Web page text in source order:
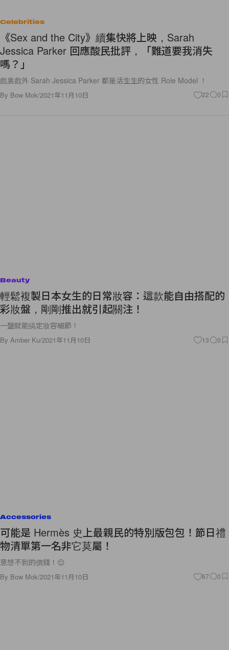
Celebrities
《Sex and the City》續集快將上映，Sarah
Jessica Parker 回應酸民批評，「難道要我消失
嗎？」
戲裏戲外 Sarah Jessica Parker 都是活生生的女性 Role Model ！
By Bow Mok/2021年11月10日 22 0
Beauty
輕鬆複製日本女生的日常妝容：這款能自由搭配的
彩妝盤，剛剛推出就引起關注！
一盤就能搞定妝容細節！
By Amber Ku/2021年11月10日 13 0
Accessories
可能是 Hermès 史上最親民的特別版包包！節日禮
物清單第一名非它莫屬！
意想不到的價錢！😌
By Bow Mok/2021年11月10日 67 0